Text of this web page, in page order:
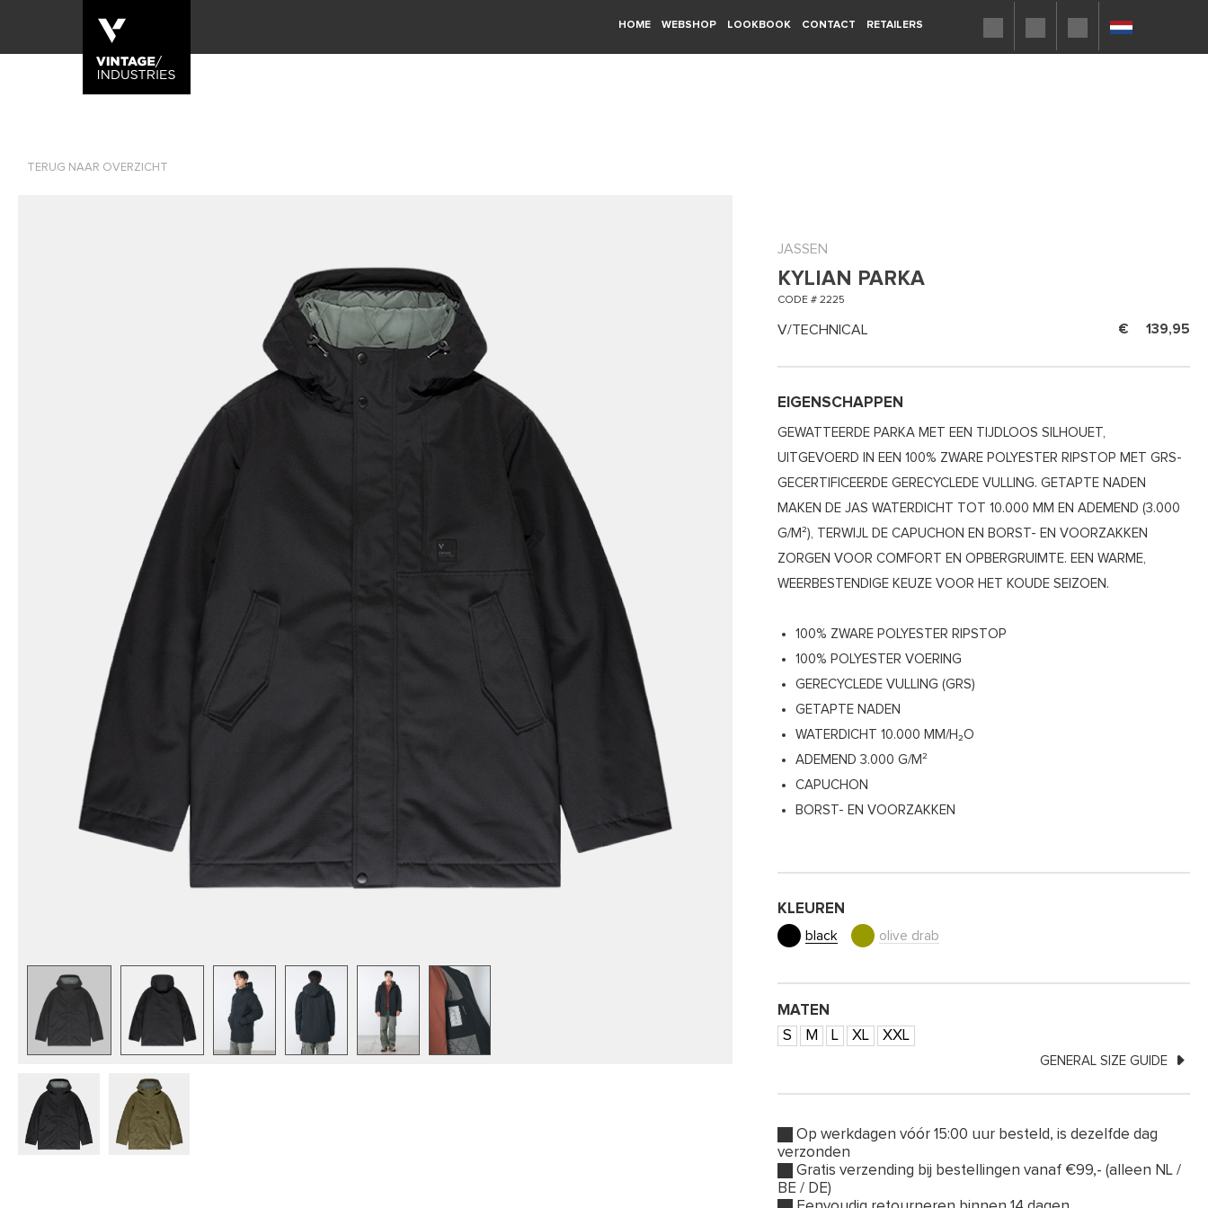
HOME WEBSHOP LOOKBOOK CONTACT RETAILERS
TERUG NAAR OVERZICHT
JASSEN
KYLIAN PARKA
CODE # 2225
V/TECHNICAL 139,95
EIGENSCHAPPEN
GEWATTEERDE PARKA MET EEN TIJDLOOS SILHOUET,
UITGEVOERD IN EEN 100% ZWARE POLYESTER RIPSTOP MET GRS-
GECERTIFICEERDE GERECYCLEDE VULLING. GETAPTE NADEN
MAKEN DE JAS WATERDICHT TOT 10.000 MM EN ADEMEND (3.000
G/M²), TERWIJL DE CAPUCHON EN BORST- EN VOORZAKKEN
ZORGEN VOOR COMFORT EN OPBERGRUIMTE. EEN WARME,
WEERBESTENDIGE KEUZE VOOR HET KOUDE SEIZOEN.
100% ZWARE POLYESTER RIPSTOP
100% POLYESTER VOERING
GERECYCLEDE VULLING (GRS)
GETAPTE NADEN
WATERDICHT 10.000 MM/H₂O
ADEMEND 3.000 G/M²
CAPUCHON
BORST- EN VOORZAKKEN
KLEUREN
black olive drab
MATEN
S
M L XL XXL
GENERAL SIZE GUIDE
Op werkdagen vóór 15:00 uur besteld, is dezelfde dag
verzonden
Gratis verzending bij bestellingen vanaf €99,- (alleen NL /
BE / DE)